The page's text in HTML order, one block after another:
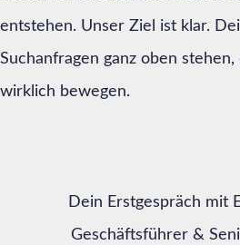
entstehen. Unser Ziel ist klar.
Suchanfragen ganz oben
wirklich bewegen.
Dein Erstgespräch mit
Geschäftsführer &